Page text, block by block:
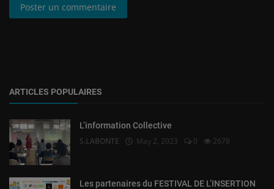
Poster un commentaire
ARTICLES POPULAIRES
L’information Collective
S.LABONTE May 2, 2023 0 2678
Les partenaires du FESTIVAL DE L’INSERTION